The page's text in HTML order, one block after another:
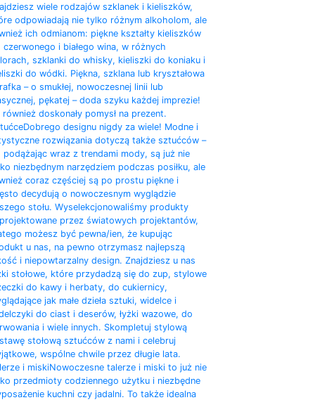
wiele rodzajów szklanek i kieliszków,
odpowiadają nie tylko różnym alkoholom, ale
ich odmianom: piękne kształty kieliszków
czerwonego i białego wina, w różnych
szklanki do whisky, kieliszki do koniaku i
do wódki. Piękna, szklana lub kryształowa
– o smukłej, nowoczesnej linii lub
pękatej – doda szyku każdej imprezie!
również doskonały pomysł na prezent.
Dobrego designu nigdy za wiele! Modne i
rozwiązania dotyczą także sztućców –
podążając wraz z trendami mody, są już nie
niezbędnym narzędziem podczas posiłku, ale
coraz częściej są po prostu piękne i
decydują o nowoczesnym wyglądzie
stołu. Wyselekcjonowaliśmy produkty
przez światowych projektantów,
możesz być pewna/ien, że kupując
u nas, na pewno otrzymasz najlepszą
i niepowtarzalny design. Znajdziesz u nas
stołowe, które przydadzą się do zup, stylowe
do kawy i herbaty, do cukiernicy,
jak małe dzieła sztuki, widelce i
do ciast i deserów, łyżki wazowe, do
i wiele innych. Skompletuj stylową
stołową sztućców z nami i celebruj
wspólne chwile przez długie lata.
i miskiNowoczesne talerze i miski to już nie
przedmioty codziennego użytku i niezbędne
kuchni czy jadalni. To także idealna